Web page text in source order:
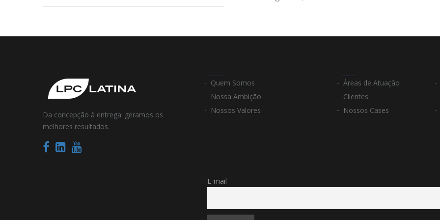
Da concepção à entrega: geramos os
melhores resultados.
Quem Somos
Nossa Ambição
Nossos Valores
Áreas de Atuação
Clientes
Nossos Cases
E-mail